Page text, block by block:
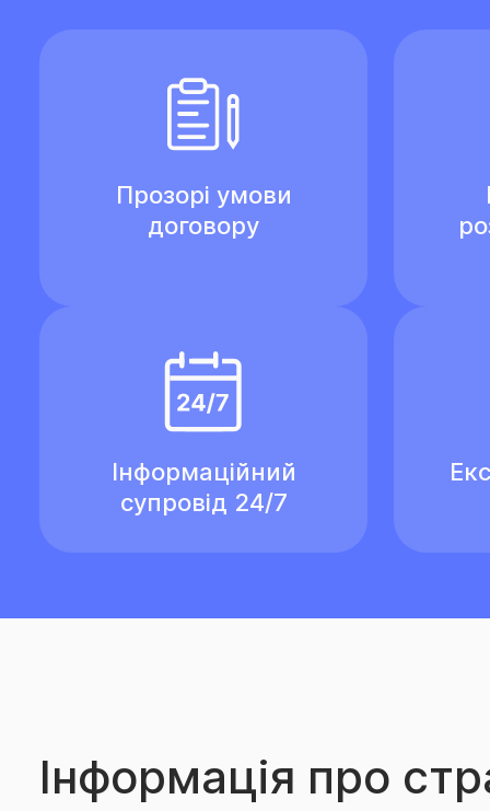
Прозорі умови
договору
Інформаційний
супровід 24/7
Інформація про